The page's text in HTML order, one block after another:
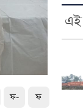
ফ- ফ
এই